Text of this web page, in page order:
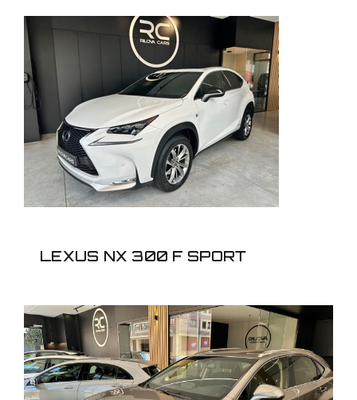
LEXUS NX 300 F
SPORT
LEXUS NX 300 F SPORT